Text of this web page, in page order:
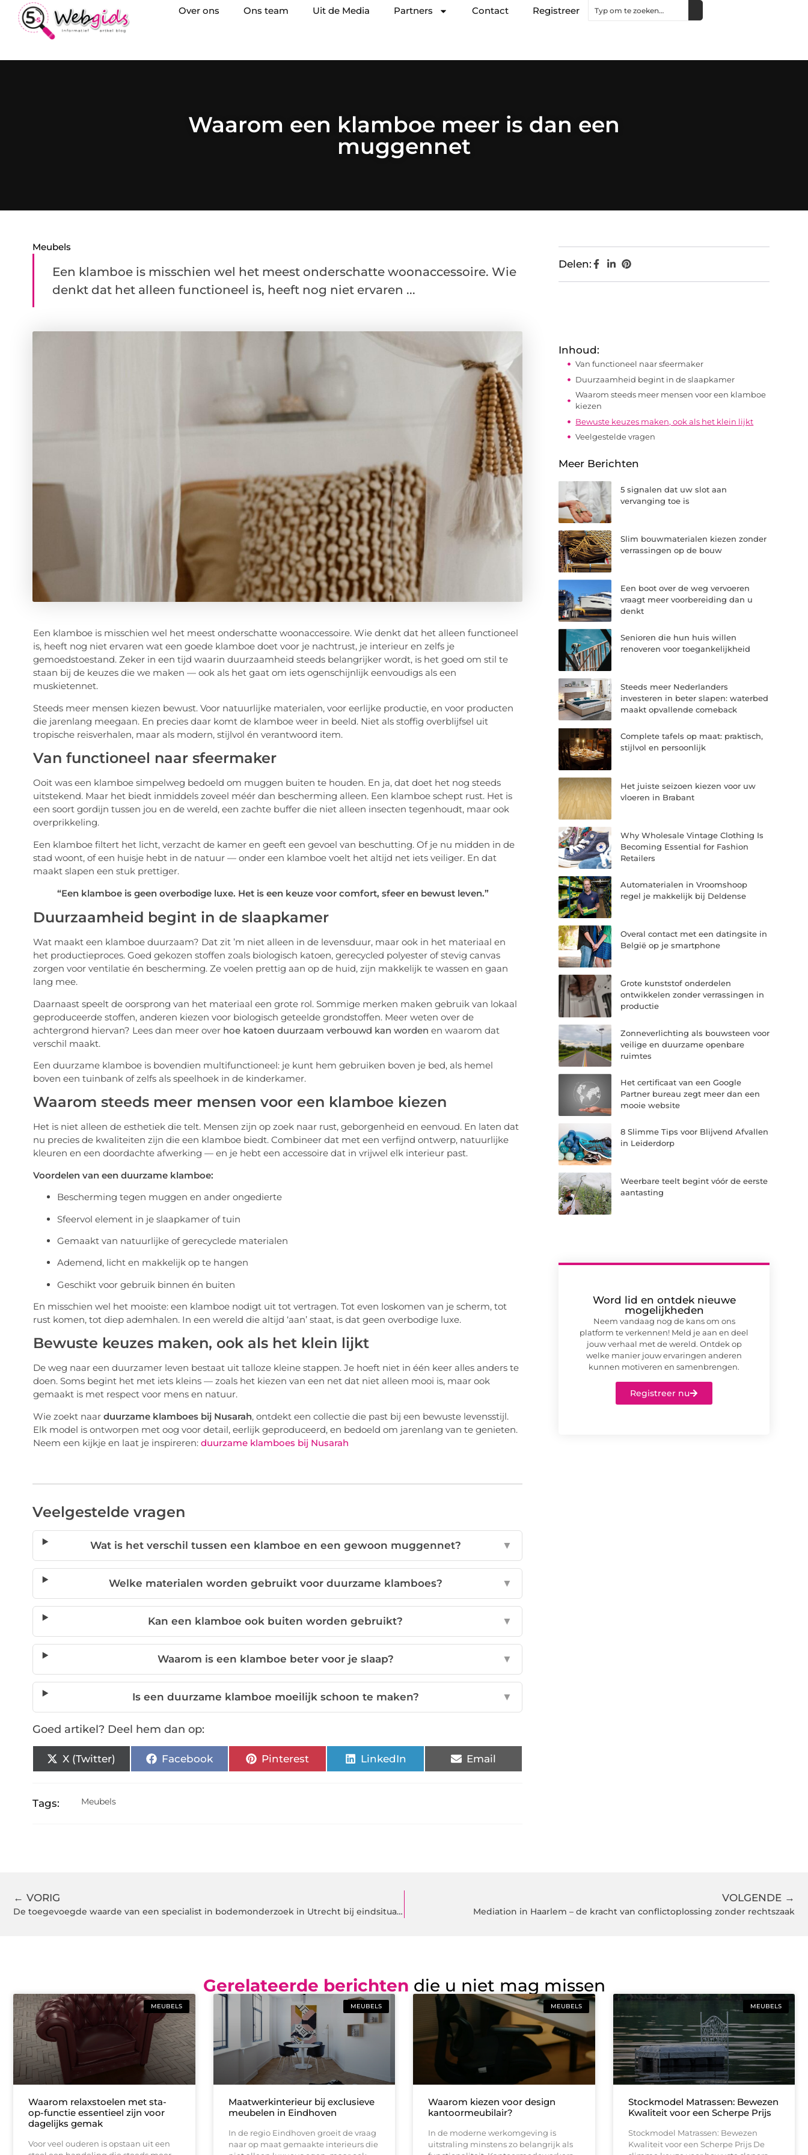
Over ons Ons team Uit de Media Partners Contact Registreer
Waarom een klamboe meer is dan een
muggennet
Meubels
Een klamboe is misschien wel het meest onderschatte woonaccessoire. Wie
denkt dat het alleen functioneel is, heeft nog niet ervaren ...
Een klamboe is misschien wel het meest onderschatte woonaccessoire. Wie denkt dat het alleen functioneel
is, heeft nog niet ervaren wat een goede klamboe doet voor je nachtrust, je interieur en zelfs je
gemoedstoestand. Zeker in een tijd waarin duurzaamheid steeds belangrijker wordt, is het goed om stil te
staan bij de keuzes die we maken — ook als het gaat om iets ogenschijnlijk eenvoudigs als een
muskietennet.
Steeds meer mensen kiezen bewust. Voor natuurlijke materialen, voor eerlijke productie, en voor producten
die jarenlang meegaan. En precies daar komt de klamboe weer in beeld. Niet als stoffig overblijfsel uit
tropische reisverhalen, maar als modern, stijlvol én verantwoord item.
Van functioneel naar sfeermaker
Ooit was een klamboe simpelweg bedoeld om muggen buiten te houden. En ja, dat doet het nog steeds
uitstekend. Maar het biedt inmiddels zoveel méér dan bescherming alleen. Een klamboe schept rust. Het is
een soort gordijn tussen jou en de wereld, een zachte buffer die niet alleen insecten tegenhoudt, maar ook
overprikkeling.
Een klamboe filtert het licht, verzacht de kamer en geeft een gevoel van beschutting. Of je nu midden in de
stad woont, of een huisje hebt in de natuur — onder een klamboe voelt het altijd net iets veiliger. En dat
maakt slapen een stuk prettiger.
“Een klamboe is geen overbodige luxe. Het is een keuze voor comfort, sfeer en bewust leven.”
Duurzaamheid begint in de slaapkamer
Wat maakt een klamboe duurzaam? Dat zit ’m niet alleen in de levensduur, maar ook in het materiaal en
het productieproces. Goed gekozen stoffen zoals biologisch katoen, gerecycled polyester of stevig canvas
zorgen voor ventilatie én bescherming. Ze voelen prettig aan op de huid, zijn makkelijk te wassen en gaan
lang mee.
Daarnaast speelt de oorsprong van het materiaal een grote rol. Sommige merken maken gebruik van lokaal
geproduceerde stoffen, anderen kiezen voor biologisch geteelde grondstoffen. Meer weten over de
achtergrond hiervan? Lees dan meer over hoe katoen duurzaam verbouwd kan worden en waarom dat
verschil maakt.
Een duurzame klamboe is bovendien multifunctioneel: je kunt hem gebruiken boven je bed, als hemel
boven een tuinbank of zelfs als speelhoek in de kinderkamer.
Waarom steeds meer mensen voor een klamboe kiezen
Het is niet alleen de esthetiek die telt. Mensen zijn op zoek naar rust, geborgenheid en eenvoud. En laten dat
nu precies de kwaliteiten zijn die een klamboe biedt. Combineer dat met een verfijnd ontwerp, natuurlijke
kleuren en een doordachte afwerking — en je hebt een accessoire dat in vrijwel elk interieur past.
Voordelen van een duurzame klamboe:
Bescherming tegen muggen en ander ongedierte
Sfeervol element in je slaapkamer of tuin
Gemaakt van natuurlijke of gerecyclede materialen
Ademend, licht en makkelijk op te hangen
Geschikt voor gebruik binnen én buiten
En misschien wel het mooiste: een klamboe nodigt uit tot vertragen. Tot even loskomen van je scherm, tot
rust komen, tot diep ademhalen. In een wereld die altijd ‘aan’ staat, is dat geen overbodige luxe.
Bewuste keuzes maken, ook als het klein lijkt
De weg naar een duurzamer leven bestaat uit talloze kleine stappen. Je hoeft niet in één keer alles anders te
doen. Soms begint het met iets kleins — zoals het kiezen van een net dat niet alleen mooi is, maar ook
gemaakt is met respect voor mens en natuur.
Wie zoekt naar duurzame klamboes bij Nusarah, ontdekt een collectie die past bij een bewuste levensstijl.
Elk model is ontworpen met oog voor detail, eerlijk geproduceerd, en bedoeld om jarenlang van te genieten.
Neem een kijkje en laat je inspireren: duurzame klamboes bij Nusarah
Veelgestelde vragen
Wat is het verschil tussen een klamboe en een gewoon muggennet? ▼
Welke materialen worden gebruikt voor duurzame klamboes? ▼
Kan een klamboe ook buiten worden gebruikt? ▼
Waarom is een klamboe beter voor je slaap? ▼
Is een duurzame klamboe moeilijk schoon te maken? ▼
Goed artikel? Deel hem dan op:
X (Twitter) Facebook Pinterest LinkedIn Email
Tags: Meubels
Delen:
Inhoud:
Van functioneel naar sfeermaker
Duurzaamheid begint in de slaapkamer
Waarom steeds meer mensen voor een klamboe
kiezen
Bewuste keuzes maken, ook als het klein lijkt
Veelgestelde vragen
Meer Berichten
5 signalen dat uw slot aan
vervanging toe is
Slim bouwmaterialen kiezen zonder
verrassingen op de bouw
Een boot over de weg vervoeren
vraagt meer voorbereiding dan u
denkt
Senioren die hun huis willen
renoveren voor toegankelijkheid
Steeds meer Nederlanders
investeren in beter slapen: waterbed
maakt opvallende comeback
Complete tafels op maat: praktisch,
stijlvol en persoonlijk
Het juiste seizoen kiezen voor uw
vloeren in Brabant
Why Wholesale Vintage Clothing Is
Becoming Essential for Fashion
Retailers
Automaterialen in Vroomshoop
regel je makkelijk bij Deldense
Overal contact met een datingsite in
België op je smartphone
Grote kunststof onderdelen
ontwikkelen zonder verrassingen in
productie
Zonneverlichting als bouwsteen voor
veilige en duurzame openbare
ruimtes
Het certificaat van een Google
Partner bureau zegt meer dan een
mooie website
8 Slimme Tips voor Blijvend Afvallen
in Leiderdorp
Weerbare teelt begint vóór de eerste
aantasting
Word lid en ontdek nieuwe
mogelijkheden
Neem vandaag nog de kans om ons
platform te verkennen! Meld je aan en deel
jouw verhaal met de wereld. Ontdek op
welke manier jouw ervaringen anderen
kunnen motiveren en samenbrengen.
Registreer nu
← VORIG
De toegevoegde waarde van een specialist in bodemonderzoek in Utrecht bij eindsituatieonderzoek
VOLGENDE →
Mediation in Haarlem – de kracht van conflictoplossing zonder rechtszaak
Gerelateerde berichten die u niet mag missen
MEUBELS
Waarom relaxstoelen met sta-
op-functie essentieel zijn voor
dagelijks gemak
Voor veel ouderen is opstaan uit een
MEUBELS
Maatwerkinterieur bij exclusieve
meubelen in Eindhoven
In de regio Eindhoven groeit de vraag
naar op maat gemaakte interieurs die
MEUBELS
Waarom kiezen voor design
kantoormeubilair?
In de moderne werkomgeving is
uitstraling minstens zo belangrijk als
MEUBELS
Stockmodel Matrassen: Bewezen
Kwaliteit voor een Scherpe Prijs
Stockmodel Matrassen: Bewezen
Kwaliteit voor een Scherpe Prijs De